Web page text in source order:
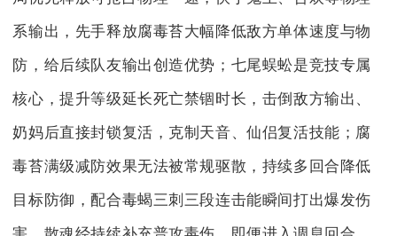
系输出，先手释放腐毒苔大幅降低敌方单体速度与物
防，给后续队友输出创造优势；七尾蜈蚣是竞技专属
核心，提升等级延长死亡禁锢时长，击倒敌方输出、
奶妈后直接封锁复活，克制天音、仙侣复活技能；腐
毒苔满级减防效果无法被常规驱散，持续多回合降低
目标防御，配合毒蝎三刺三段连击能瞬间打出爆发伤